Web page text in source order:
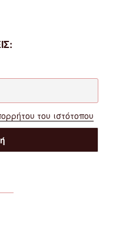
του ιστότοπου